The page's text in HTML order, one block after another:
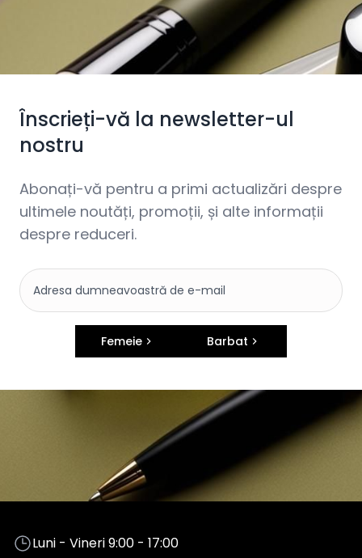
Înscrieți-vă la newsletter-ul
nostru
Abonați-vă pentru a primi actualizări despre
ultimele noutăți, promoții, și alte informații
despre reduceri.
Femeie Barbat
Luni - Vineri 9:00 - 17:00